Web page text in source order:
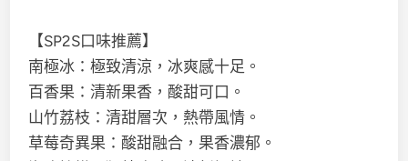
【SP2S口味推薦】
南極冰：極致清涼，冰爽感十足。
百香果：清新果香，酸甜可口。
山竹荔枝：清甜層次，熱帶風情。
草莓奇異果：酸甜融合，果香濃郁。